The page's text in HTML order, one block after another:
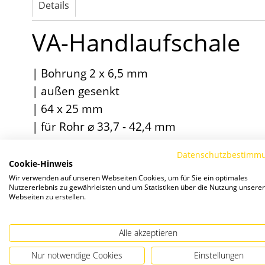
Bildergalerie
springen
Details
VA-Handlaufschale
| Bohrung 2 x 6,5 mm
| außen gesenkt
| 64 x 25 mm
| für Rohr ⌀ 33,7 - 42,4 mm
Verwandte Artikel
Cookie-Hinweis
Wir verwenden auf unseren Webseiten Cookies, um für Sie ein optimales
Nutzererlebnis zu gewährleisten und um Statistiken über die Nutzung unserer
Webseiten zu erstellen.
Alle akzeptieren
Nur notwendige Cookies Einstellungen